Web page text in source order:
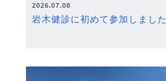
2026.07.08
岩木健診に初めて参加しました